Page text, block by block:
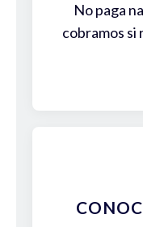
No paga
cobramos si